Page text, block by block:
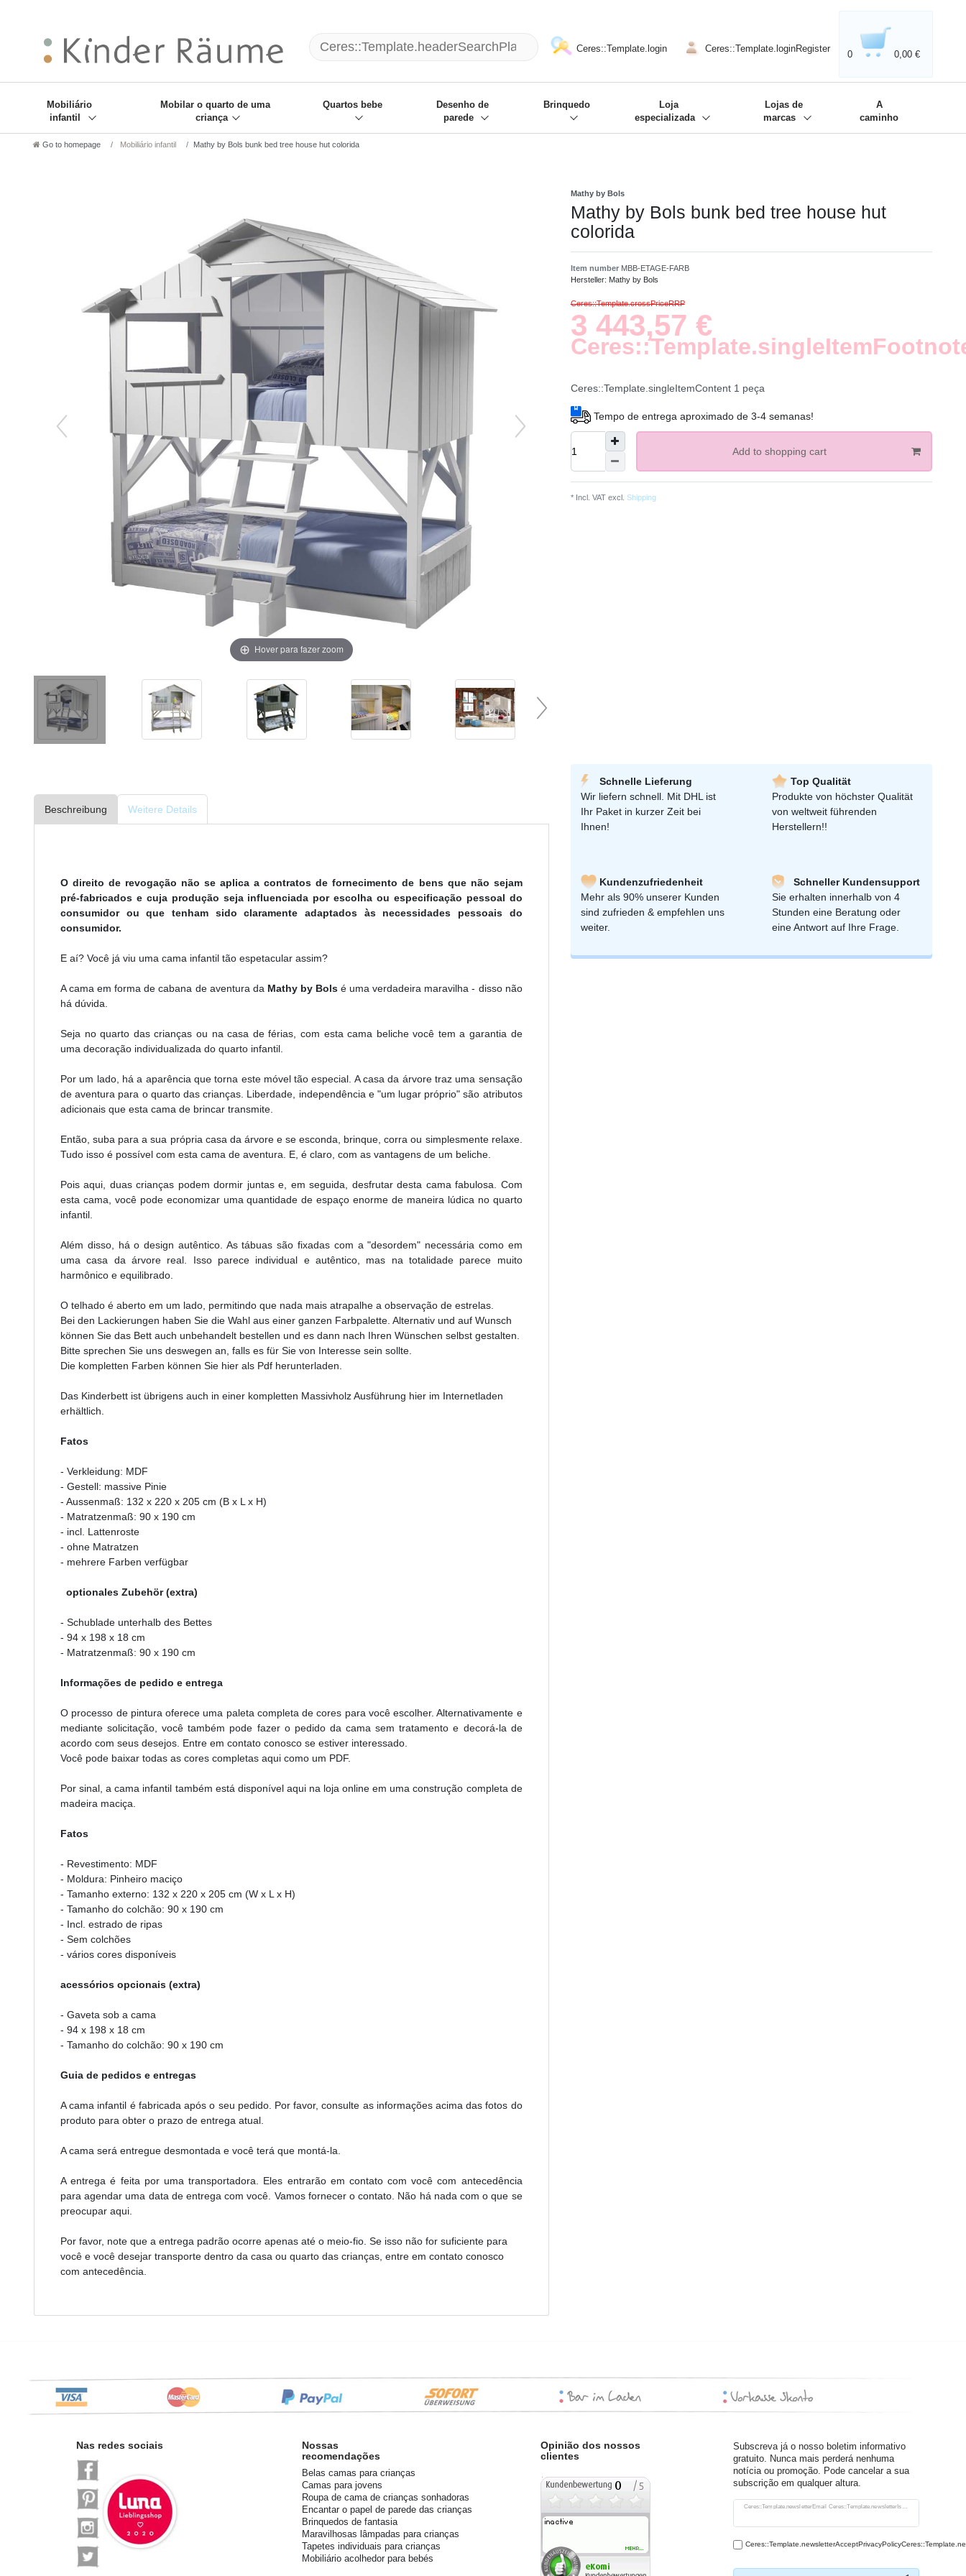
Ceres::Template.login Ceres::Template.loginRegister
0 0,00 €
Mobiliário
infantil
Mobilar o quarto de uma
criança
Quartos bebe
Desenho de
parede
Brinquedo
Loja
especializada
Lojas de
marcas
A
caminho
Go to homepage Mobiliário infantil Mathy by Bols bunk bed tree house hut colorida
Hover para fazer zoom
Mathy by Bols
Mathy by Bols bunk bed tree house hut
colorida
Item number MBB-ETAGE-FARB
Hersteller: Mathy by Bols
Ceres::Template.crossPriceRRP
3 443,57 €
Ceres::Template.singleItemContent 1 peça
Tempo de entrega aproximado de 3-4 semanas!
Add to shopping cart
* Incl. VAT excl. Shipping
Beschreibung Weitere Details
O direito de revogação não se aplica a contratos de fornecimento de bens que não sejam
pré-fabricados e cuja produção seja influenciada por escolha ou especificação pessoal do
consumidor ou que tenham sido claramente adaptados às necessidades pessoais do
consumidor.
E aí? Você já viu uma cama infantil tão espetacular assim?
A cama em forma de cabana de aventura da Mathy by Bols é uma verdadeira maravilha - disso não
há dúvida.
Seja no quarto das crianças ou na casa de férias, com esta cama beliche você tem a garantia de
uma decoração individualizada do quarto infantil.
Por um lado, há a aparência que torna este móvel tão especial. A casa da árvore traz uma sensação
de aventura para o quarto das crianças. Liberdade, independência e "um lugar próprio" são atributos
adicionais que esta cama de brincar transmite.
Então, suba para a sua própria casa da árvore e se esconda, brinque, corra ou simplesmente relaxe.
Tudo isso é possível com esta cama de aventura. E, é claro, com as vantagens de um beliche.
Pois aqui, duas crianças podem dormir juntas e, em seguida, desfrutar desta cama fabulosa. Com
esta cama, você pode economizar uma quantidade de espaço enorme de maneira lúdica no quarto
infantil.
Além disso, há o design autêntico. As tábuas são fixadas com a "desordem" necessária como em
uma casa da árvore real. Isso parece individual e autêntico, mas na totalidade parece muito
harmônico e equilibrado.
O telhado é aberto em um lado, permitindo que nada mais atrapalhe a observação de estrelas.
Bei den Lackierungen haben Sie die Wahl aus einer ganzen Farbpalette. Alternativ und auf Wunsch
können Sie das Bett auch unbehandelt bestellen und es dann nach Ihren Wünschen selbst gestalten.
Bitte sprechen Sie uns deswegen an, falls es für Sie von Interesse sein sollte.
Die kompletten Farben können Sie hier als Pdf herunterladen.
Das Kinderbett ist übrigens auch in einer kompletten Massivholz Ausführung hier im Internetladen
erhältlich.
Fatos
- Verkleidung: MDF
- Gestell: massive Pinie
- Aussenmaß: 132 x 220 x 205 cm (B x L x H)
- Matratzenmaß: 90 x 190 cm
- incl. Lattenroste
- ohne Matratzen
- mehrere Farben verfügbar
optionales Zubehör (extra)
- Schublade unterhalb des Bettes
- 94 x 198 x 18 cm
- Matratzenmaß: 90 x 190 cm
Informações de pedido e entrega
O processo de pintura oferece uma paleta completa de cores para você escolher. Alternativamente e
mediante solicitação, você também pode fazer o pedido da cama sem tratamento e decorá-la de
acordo com seus desejos. Entre em contato conosco se estiver interessado.
Você pode baixar todas as cores completas aqui como um PDF.
Por sinal, a cama infantil também está disponível aqui na loja online em uma construção completa de
madeira maciça.
Fatos
- Revestimento: MDF
- Moldura: Pinheiro maciço
- Tamanho externo: 132 x 220 x 205 cm (W x L x H)
- Tamanho do colchão: 90 x 190 cm
- Incl. estrado de ripas
- Sem colchões
- vários cores disponíveis
acessórios opcionais (extra)
- Gaveta sob a cama
- 94 x 198 x 18 cm
- Tamanho do colchão: 90 x 190 cm
Guia de pedidos e entregas
A cama infantil é fabricada após o seu pedido. Por favor, consulte as informações acima das fotos do
produto para obter o prazo de entrega atual.
A cama será entregue desmontada e você terá que montá-la.
A entrega é feita por uma transportadora. Eles entrarão em contato com você com antecedência
para agendar uma data de entrega com você. Vamos fornecer o contato. Não há nada com o que se
preocupar aqui.
Por favor, note que a entrega padrão ocorre apenas até o meio-fio. Se isso não for suficiente para
você e você desejar transporte dentro da casa ou quarto das crianças, entre em contato conosco
com antecedência.
Schnelle Lieferung
Wir liefern schnell. Mit DHL ist
Ihr Paket in kurzer Zeit bei
Ihnen!
Top Qualität
Produkte von höchster Qualität
von weltweit führenden
Herstellern!!
Kundenzufriedenheit
Mehr als 90% unserer Kunden
sind zufrieden & empfehlen uns
weiter.
Schneller Kundensupport
Sie erhalten innerhalb von 4
Stunden eine Beratung oder
eine Antwort auf Ihre Frage.
Nas redes sociais
Nossas
recomendações
Belas camas para crianças
Camas para jovens
Roupa de cama de crianças sonhadoras
Encantar o papel de parede das crianças
Brinquedos de fantasia
Maravilhosas lâmpadas para crianças
Tapetes individuais para crianças
Mobiliário acolhedor para bebés
Opinião dos nossos
clientes
Subscreva já o nosso boletim informativo
gratuito. Nunca mais perderá nenhuma
notícia ou promoção. Pode cancelar a sua
subscrição em qualquer altura.
Ceres::Template.newsletterHoneypotLabel